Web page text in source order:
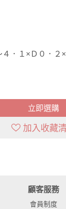
．１×Ｄ０．２
立即選購
加入收藏
顧客服務
會員制度